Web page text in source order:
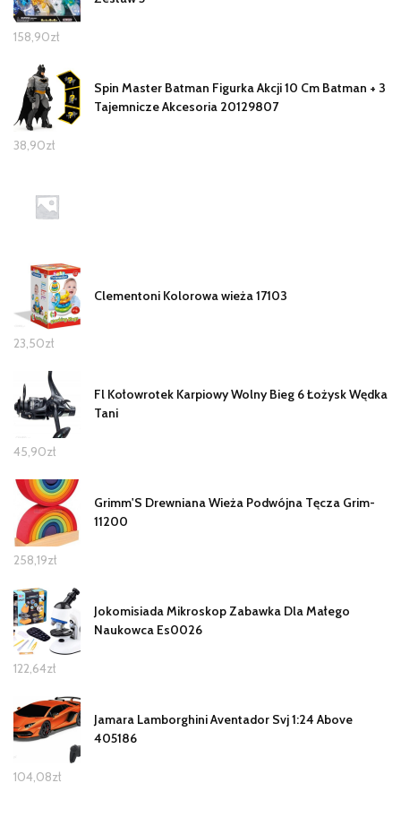
158,90zł
Spin Master Batman Figurka Akcji 10 Cm Batman + 3
Tajemnicze Akcesoria 20129807
38,90zł
Clementoni Kolorowa wieża 17103
23,50zł
Fl Kołowrotek Karpiowy Wolny Bieg 6 Łożysk Wędka
Tani
45,90zł
Grimm'S Drewniana Wieża Podwójna Tęcza Grim-
11200
258,19zł
Jokomisiada Mikroskop Zabawka Dla Małego
Naukowca Es0026
122,64zł
Jamara Lamborghini Aventador Svj 1:24 Above
405186
104,08zł